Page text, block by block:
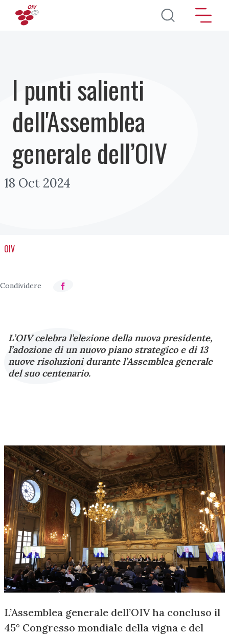
Salta al contenuto principale
I punti salienti
dell'Assemblea
generale dell’OIV
18 Oct 2024
OIV
L’OIV celebra l’elezione della nuova presidente,
l’adozione di un nuovo piano strategico e di 13
nuove risoluzioni durante l’Assemblea generale
del suo centenario.
L’Assemblea generale dell’OIV ha concluso il
45° Congresso mondiale della vigna e del